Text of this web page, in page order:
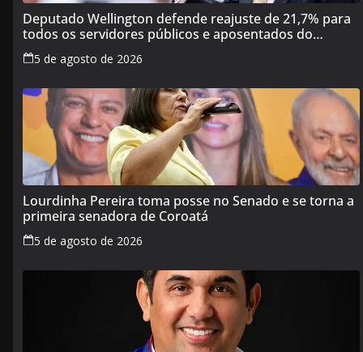
Deputado Wellington defende reajuste de 21,7% para
todos os servidores públicos e aposentados do
Maranhão
5 de agosto de 2026
Lourdinha Pereira toma posse no Senado e se torna a
primeira senadora de Coroatá
5 de agosto de 2026